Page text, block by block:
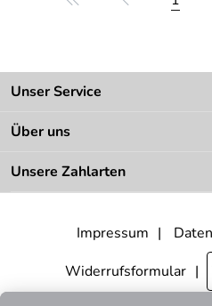
Unser Service
Kontakt
Zahlung
Unsere Bestpreis-Garantie
Lieferbedingungen
Über uns
Unsere Bestseller
Unsere Zahlarten
Impressum
Widerrufsformular